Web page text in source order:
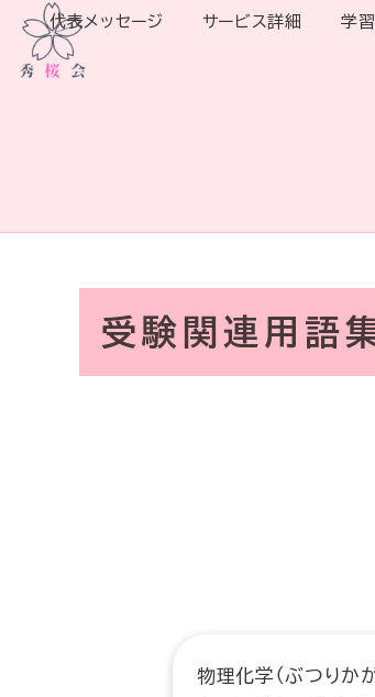
代表メッセージ サービス詳細 学
受験関連用語
物理化学（ぶつり